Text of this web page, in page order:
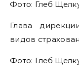
Фото: Глеб
Глава
видов
Фото: Глеб